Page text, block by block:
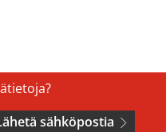
sähköpostia